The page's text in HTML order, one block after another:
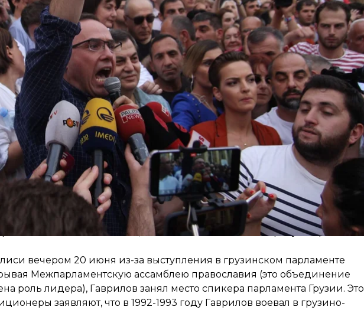
людям в конечности, это позволило бы свести к минимуму риск
видеокадрам. МВД Грузии заявило, что ведет следствие против
Активисты считают, что этого недостаточно и требуют призвать к
вечером 20 июня из-за выступления в грузинском парламенте
Межпарламентскую ассамблею православия (это объединение
роль лидера), Гаврилов занял место спикера парламента Грузии. Это
заявляют, что в 1992-1993 году Гаврилов воевал в грузино-